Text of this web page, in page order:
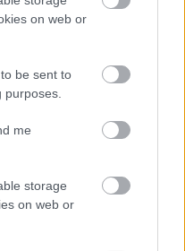
on web or
be sent to
me
storage
on web or
1969. Παραμένουν
το 2011. Το 1992,
Μπερνάρ Ο ντ’
βιομήχανο και
του ΛεΠέν,
της έχει
είναι παντρεμένη
της είναι στην